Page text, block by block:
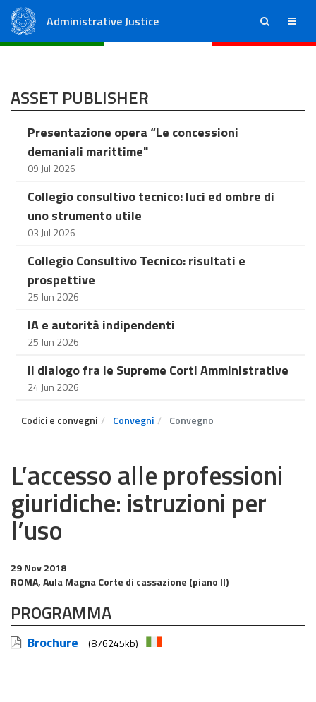
Administrative Justice ricerca menu
ASSET PUBLISHER
Presentazione opera “Le concessioni
demaniali marittime"
09 Jul 2026
Collegio consultivo tecnico: luci ed ombre di
uno strumento utile
03 Jul 2026
Collegio Consultivo Tecnico: risultati e
prospettive
25 Jun 2026
IA e autorità indipendenti
25 Jun 2026
Il dialogo fra le Supreme Corti Amministrative
24 Jun 2026
Codici e convegni Convegni Convegno
L’accesso alle professioni
giuridiche: istruzioni per
l’uso
29 Nov 2018
ROMA, Aula Magna Corte di cassazione (piano II)
PROGRAMMA
Brochure (876245kb)